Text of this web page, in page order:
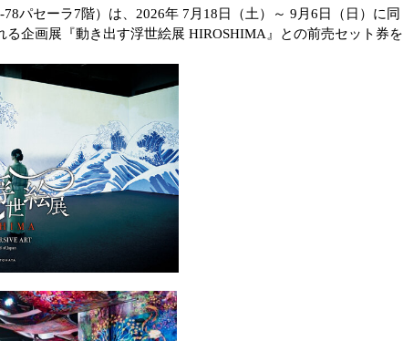
‐78パセーラ7階）は、 2026年7 月 18 日（土）～ 9 月 6 日（日）に同
る企画展『動き出す浮世絵展 HIROSHIMA 』との前売セット券を